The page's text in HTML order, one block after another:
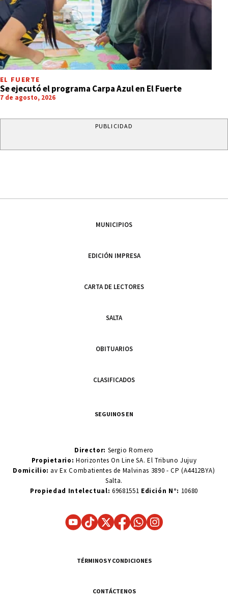
EL FUERTE
Se ejecutó el programa Carpa Azul en El Fuerte
7 de agosto, 2026
PUBLICIDAD
MUNICIPIOS
EDICIÓN IMPRESA
CARTA DE LECTORES
SALTA
OBITUARIOS
CLASIFICADOS
SEGUINOS EN
Director: Sergio Romero
Propietario:Horizontes On Line SA. El Tribuno Jujuy
Domicilio: av Ex Combatientes de Malvinas 3890 - CP (A4412BYA)
Salta.
Propiedad Intelectual: 69681551 Edición N°: 10680
TÉRMINOS Y CONDICIONES
CONTÁCTENOS